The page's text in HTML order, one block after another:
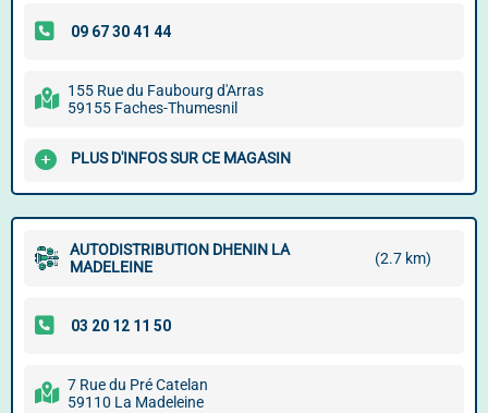
155 Rue du Faubourg d'Arras
59155 Faches-Thumesnil
PLUS D'INFOS SUR CE MAGASIN
AUTODISTRIBUTION DHENIN LA
MADELEINE
(2.7 km)
7 Rue du Pré Catelan
59110 La Madeleine